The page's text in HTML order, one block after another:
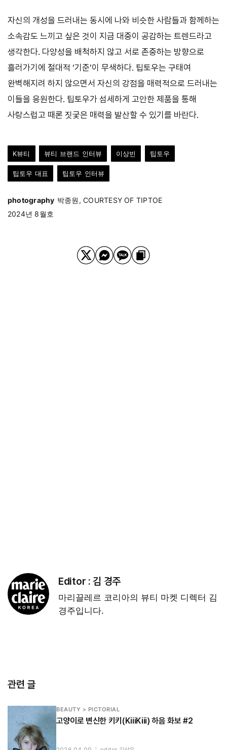
자신의 개성을 드러내는 동시에 나와 비슷한 사람들과 함께하는
소속감도 느끼고 싶은 것이 지금 대중이 공감하는 트렌드라고
생각한다. 다양성을 배척하지 않고 서로 존중하는 방향으로
흘러가기에 절대적 ‘기준’이 무색하다. 팁토우는 구태여
완벽해지려 하지 않으면서 자신의 강점을 매력적으로 드러내는
이들을 응원한다. 팁토우가 섬세하게 고안한 제품을 통해
사랑스럽고 때론 짓궂은 매력을 발산할 수 있기를 바란다.
K뷰티 뷰티 브랜드 인터뷰 이상빈 팁토우
팁토우 대표 팁토우 인터뷰
photography 박종원, COURTESY OF TIPTOE
2024년 8월호
Editor : 김 경주
마리끌레르 코리아의 뷰티 마켓 디렉터 김
경주입니다.
관련 글
BEAUTY > PICTORIAL
고양이로 변신한 키키(KiiiKiii) 하음 화보 #2